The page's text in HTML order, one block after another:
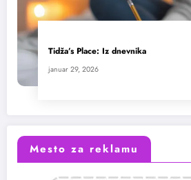
Tidža’s Place: Iz dnevnika
januar 29, 2026
Mesto za reklamu